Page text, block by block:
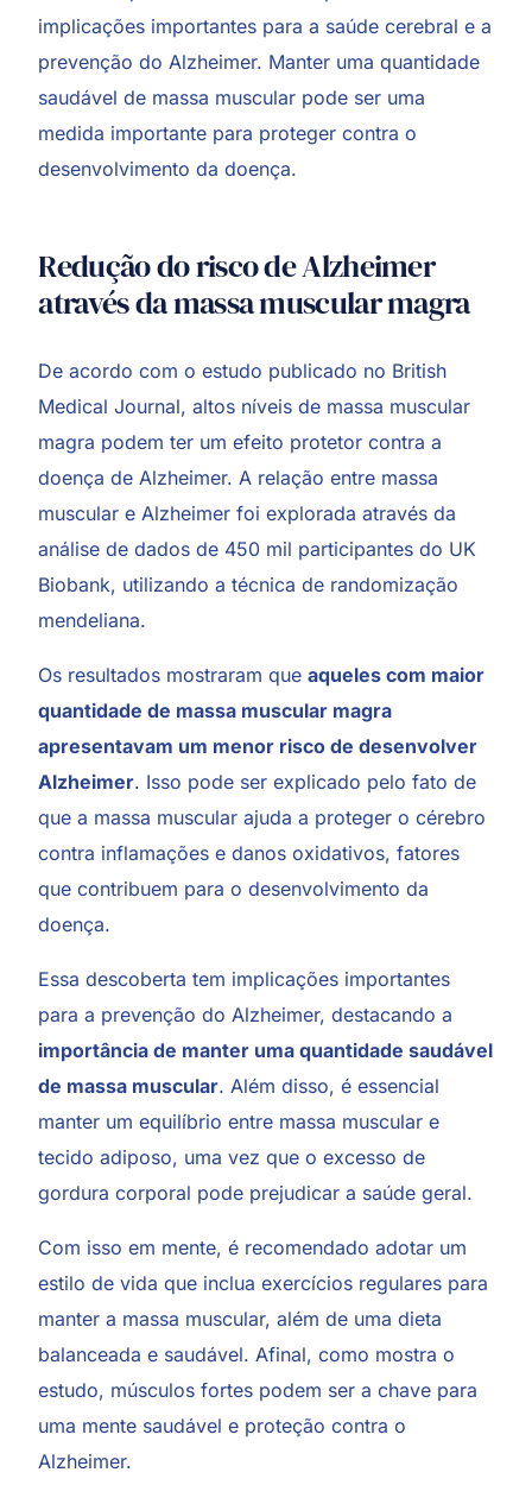
implicações importantes para a saúde cerebral e a
prevenção do Alzheimer. Manter uma quantidade
saudável de massa muscular pode ser uma
medida importante para proteger contra o
desenvolvimento da doença.
Redução do risco de Alzheimer
através da massa muscular magra
De acordo com o estudo publicado no British
Medical Journal, altos níveis de massa muscular
magra podem ter um efeito protetor contra a
doença de Alzheimer. A relação entre massa
muscular e Alzheimer foi explorada através da
análise de dados de 450 mil participantes do UK
Biobank, utilizando a técnica de randomização
mendeliana.
Os resultados mostraram queaqueles com maior
quantidade de massa muscular magra
apresentavam um menor risco de desenvolver
Alzheimer. Isso pode ser explicado pelo fato de
que a massa muscular ajuda a proteger o cérebro
contra inflamações e danos oxidativos, fatores
que contribuem para o desenvolvimento da
doença.
Essa descoberta tem implicações importantes
para a prevenção do Alzheimer, destacando a
importância de manter uma quantidade saudável
de massa muscular. Além disso, é essencial
manter um equilíbrio entre massa muscular e
tecido adiposo, uma vez que o excesso de
gordura corporal pode prejudicar a saúde geral.
Com isso em mente, é recomendado adotar um
estilo de vida que inclua exercícios regulares para
manter a massa muscular, além de uma dieta
balanceada e saudável. Afinal, como mostra o
estudo, músculos fortes podem ser a chave para
uma mente saudável e proteção contra o
Alzheimer.